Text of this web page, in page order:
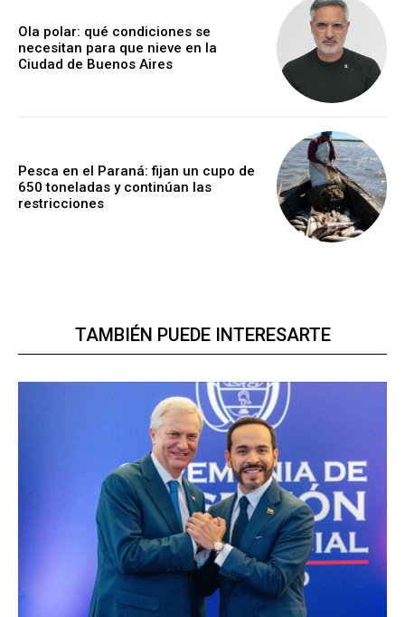
Ola polar: qué condiciones se
necesitan para que nieve en la
Ciudad de Buenos Aires
Pesca en el Paraná: fijan un cupo de
650 toneladas y continúan las
restricciones
TAMBIÉN PUEDE INTERESARTE